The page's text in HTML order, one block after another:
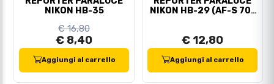
NIKON HB-35
€ 16,80
€ 8,40
Aggiungi al carrello
NIKON HB-29 (AF-S 70-
€ 12,80
Aggiungi al carrello